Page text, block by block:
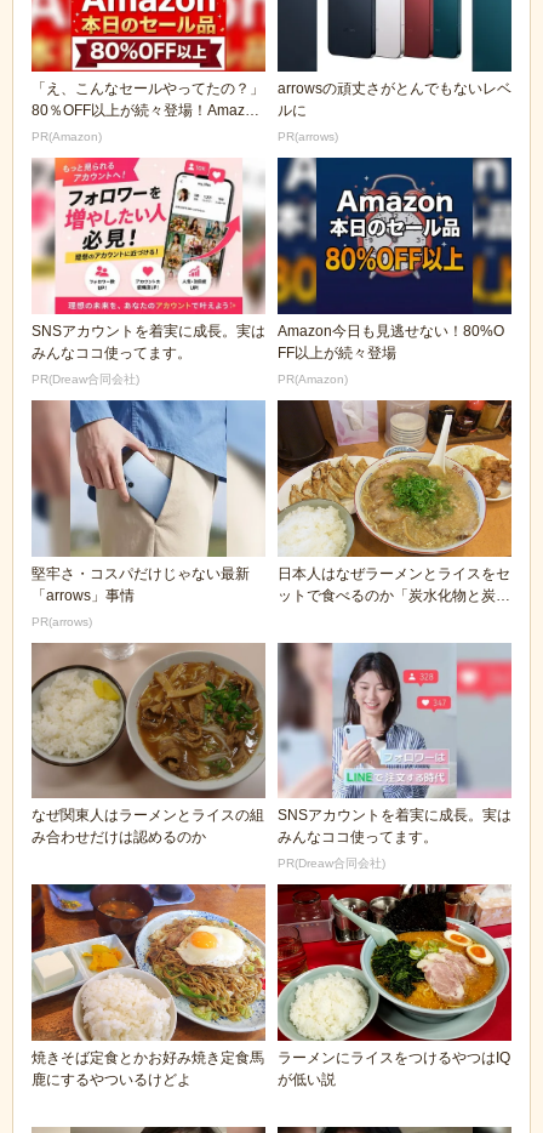
「え、こんなセールやってたの？」
80％OFF以上が続々登場！Amazon
の本気が...
PR(Amazon)
arrowsの頑丈さがとんでもないレベ
ルに
PR(arrows)
SNSアカウントを着実に成長。実は
みんなココ使ってます。
PR(Dreaw合同会社)
Amazon今日も見逃せない！80%O
FF以上が続々登場
PR(Amazon)
堅牢さ・コスパだけじゃない最新
「arrows」事情
PR(arrows)
日本人はなぜラーメンとライスをセ
ットで食べるのか「炭水化物と炭水
なぜ関東人はラーメンとライスの組
み合わせだけは認めるのか
SNSアカウントを着実に成長。実は
みんなココ使ってます。
PR(Dreaw合同会社)
焼きそば定食とかお好み焼き定食馬
鹿にするやついるけどよ
ラーメンにライスをつけるやつはIQ
が低い説